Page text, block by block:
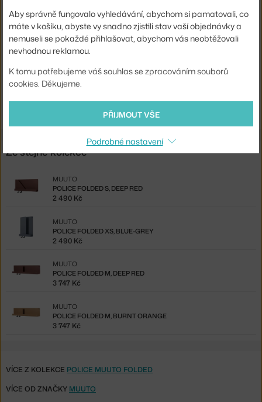
Barva:
oranžová
Materiál:
lakovaná ocel
Kód produktu
MUU-FLDSH63A03
Ze stejné kolekce
POLICE FOLDED S, DEEP RED
MUUTO
2 490 Kč
POLICE FOLDED XS, BLUE-GREY
MUUTO
2 490 Kč
POLICE FOLDED M, DEEP RED
MUUTO
3 747 Kč
POLICE FOLDED M, BURNT ORANGE
MUUTO
3 747 Kč
VÍCE Z KOLEKCE POLICE MUUTO FOLDED
VÍCE OD ZNAČKY MUUTO
Aby správně fungovalo vyhledávání, abychom si pamatovali, co
máte v košíku, abyste vy snadno zjistili stav vaší objednávky a
nemuseli se pokaždé přihlašovat, abychom vás neobtěžovali
nevhodnou reklamou.
K tomu potřebujeme váš souhlas se zpracováním souborů
cookies. Děkujeme.
PŘIJMOUT VŠE
Podrobné nastavení